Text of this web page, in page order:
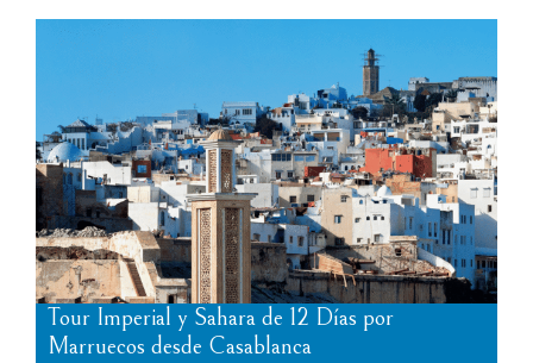
Tour Imperial y Sahara de 12 Días por
Marruecos desde Casablanca